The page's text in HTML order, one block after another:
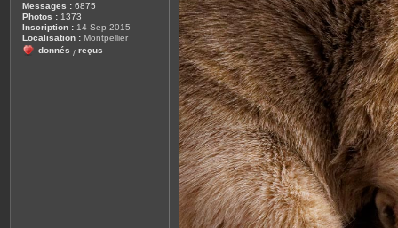
Messages : 6875
Photos : 1373
Inscription : 14 Sep 2015
Localisation : Montpellier
donnés / reçus